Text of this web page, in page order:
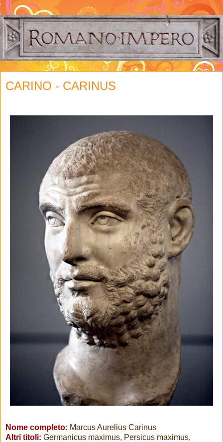
CARINO - CARINUS
Nome completo: Marcus Aurelius Carinus
Altri titoli: Germanicus maximus, Persicus maximus,